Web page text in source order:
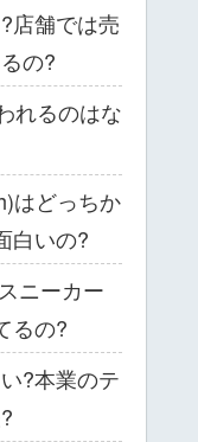
店舗では売
の?
れるのはな
はどっちか
白いの?
ニーカー
るの?
?本業のテ